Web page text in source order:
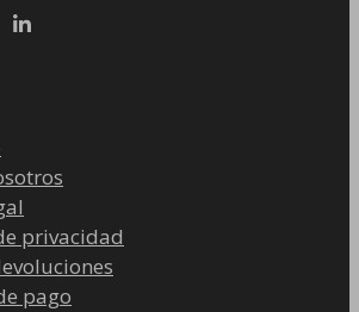
privacidad
pago